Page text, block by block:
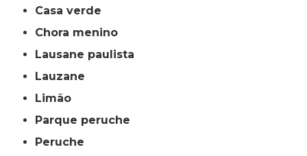
casa verde
chora menino
lausane paulista
lauzane
limão
parque peruche
peruche